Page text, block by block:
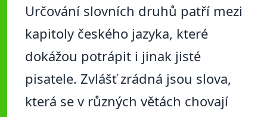
Určování slovních druhů patří mezi
kapitoly českého jazyka, které
dokážou potrápit i jinak jisté
pisatele. Zvlášť zrádná jsou slova,
která se v různých větách chovají